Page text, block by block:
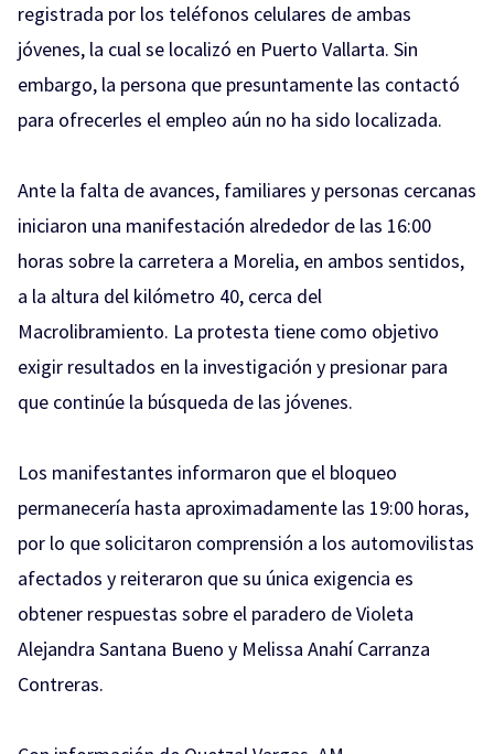
registrada por los teléfonos celulares de ambas
jóvenes, la cual se localizó en Puerto Vallarta. Sin
embargo, la persona que presuntamente las contactó
para ofrecerles el empleo aún no ha sido localizada.
Ante la falta de avances, familiares y personas cercanas
iniciaron una manifestación alrededor de las 16:00
horas sobre la carretera a Morelia, en ambos sentidos,
a la altura del kilómetro 40, cerca del
Macrolibramiento. La protesta tiene como objetivo
exigir resultados en la investigación y presionar para
que continúe la búsqueda de las jóvenes.
Los manifestantes informaron que el bloqueo
permanecería hasta aproximadamente las 19:00 horas,
por lo que solicitaron comprensión a los automovilistas
afectados y reiteraron que su única exigencia es
obtener respuestas sobre el paradero de Violeta
Alejandra Santana Bueno y Melissa Anahí Carranza
Contreras.